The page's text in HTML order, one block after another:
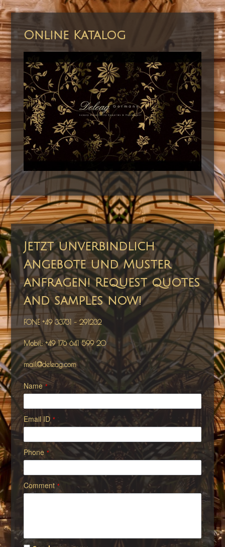
Online Katalog
Jetzt unverbindlich
Angebote und Muster
anfragen! Request quotes
and samples now!
FONE +49 33731 – 291232
Mobil: +49 176 641 599 20
mail@deleag.com
Name *
Email ID *
Phone *
Comment *